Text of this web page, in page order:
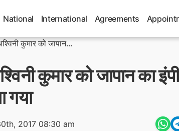
National International Agreements
कुमार को जापान...
कुमार को जापान का
गया
2017 08:30 am